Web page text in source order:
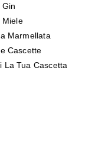
Gin
Miele
Marmellata
Cascette
La Tua Cascetta